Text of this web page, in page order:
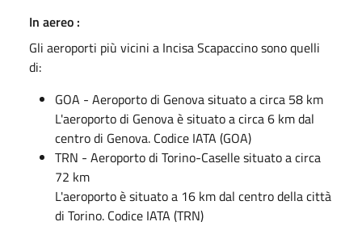
In aereo :
Gli aeroporti più vicini a Incisa Scapaccino sono quelli
di:
GOA - Aeroporto di Genova situato a circa 58 km
L'aeroporto di Genova è situato a circa 6 km dal
centro di Genova. Codice IATA (GOA)
TRN - Aeroporto di Torino-Caselle situato a circa
72 km
L'aeroporto è situato a 16 km dal centro della città
di Torino. Codice IATA (TRN)